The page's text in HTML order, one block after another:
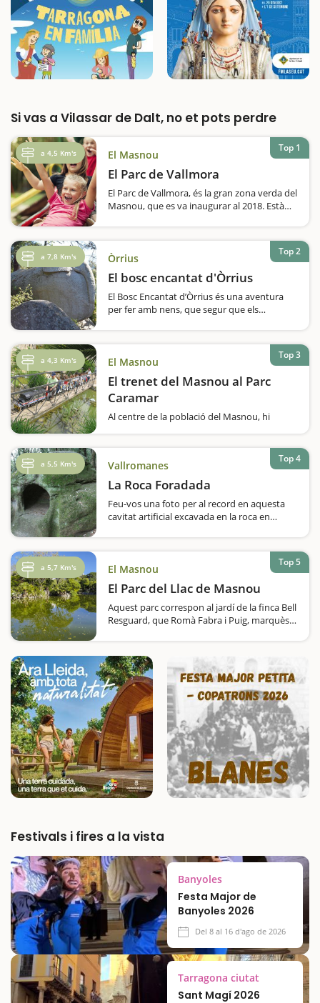
Si vas a Vilassar de Dalt, no et pots perdre
a 4,5 Km's El Masnou
El Parc de Vallmora
El Parc de Vallmora, és la gran zona verda del
Masnou, que es va inaugurar al 2018. Està
graderia; una zona esportiva amb una àrea
de jocs infantils…
Top 1
a 7,8 Km's Òrrius
El bosc encantat d'Òrrius
El Bosc Encantat d’Òrrius és una aventura
per fer amb nens, que segur que els
formes que es poden reconèixer. Val a dir
que l’excursió…
Top 2
a 4,3 Km's El Masnou
El trenet del Masnou al Parc
Caramar
Al centre de la població del Masnou, hi
conèixer i entendre una mica més la natura.
Hi…
Top 3
a 5,5 Km's Vallromanes
La Roca Foradada
Feu-vos una foto per al record en aquesta
cavitat artificial excavada en la roca en
especialment una. Es tracta de la Roca
Foradada de Vallromanes,…
Top 4
a 5,7 Km's El Masnou
El Parc del Llac de Masnou
Aquest parc correspon al jardí de la finca Bell
Resguard, que Romà Fabra i Puig, marquès
residència d’estiu. És…
Top 5
Festivals i fires a la vista
Banyoles
Festa Major de
Banyoles 2026
Del 8 al 16 d'ago de 2026
Tarragona ciutat
Sant Magí 2026